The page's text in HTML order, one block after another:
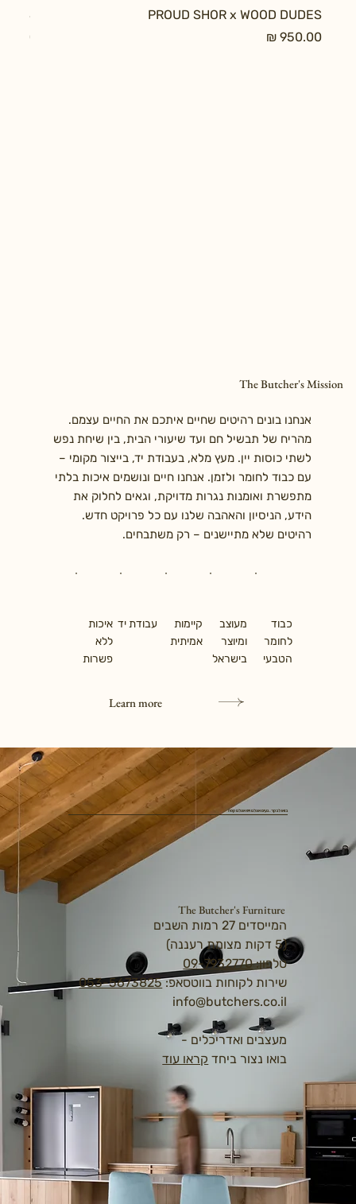
PROUD SHOR x WOOD DUDES
מחיר
מחיר
The Butcher's Mission
אנחנו בונים רהיטים שחיים איתכם את החיים עצמם.
מהריח של תבשיל חם ועד שיעורי הבית, בין שיחת נפש
לשתי כוסות יין. מעץ מלא, בעבודת יד, בייצור מקומי –
עם כבוד לחומר ולזמן. אנחנו חיים ונושמים איכות בלתי
מתפשרת ואומנות נגרות מדויקת, וגאים לחלוק את
הידע, הניסיון והאהבה שלנו עם כל פרויקט חדש.
רהיטים שלא מתיישנים – רק משתבחים.
כבוד
לחומר
הטבעי
מעוצב
ומיוצר
בישראל
קיימות
אמיתית
עבודת יד איכות
ללא
פשרות
Learn more
בואו לבקר. נעים אצלנו ויש אצלנו קפה
The Butcher's Furniture
המייסדים 27 רמות השבים
(5 דקות מצומת רעננה)
טלפון:09-7932770
שירות לקוחות בווטסאפ:053-5673825
info@butchers.co.il
מעצבים ואדריכלים -
בואו נצור ביחד קראו עוד